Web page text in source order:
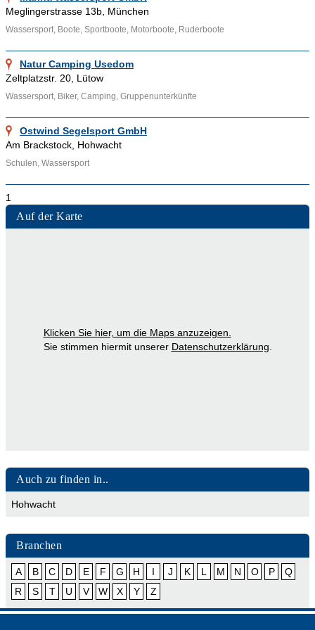
circuit genannt) und Offshorerennen. Bei Rundstreckenrennen
ist für die Navigation zuständig. Die Königsklasse bei den
Offshore- Rennen ist die "Class 1".
Ähnliche Themenbereiche wieAquafitness,Tauchen,
Ruderbooteund Informationen wie
können über die bereitgestellten Links aufgesucht
werden.
Meglingerstrasse 13b, München
Wassersport, Boote, Sportboote, Motorboote, Ruderboote
Natur Camping Usedom
Zeltplatzstr. 20, Lütow
Wassersport, Biker, Camping, Gruppenunterkünfte
Ostwind Segelsport GmbH
Am Brackstock, Hohwacht
Schulen, Wassersport
1
Auf der Karte
Klicken Sie hier, um die Maps anzuzeigen.
Sie stimmen hiermit unserer Datenschutzerklärung
Auch zu finden in..
Hohwacht
Branchen
A B C D E F G H I J K L M N O P
Q
R
S T U V W X Y Z